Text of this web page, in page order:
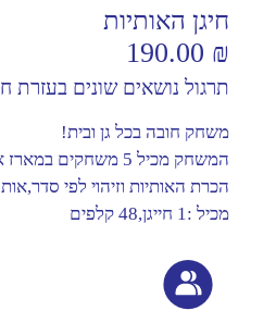
חיגן האותיות
190.00 ₪
תרגול נושאים שונים בעזרת
משחק חובה בכל גן ובית!
המשחק מכיל 5 משחקים במארז אחד :
הכרת האותיות וזיהוי לפי
מכיל :1 חייגן,48 קלפים